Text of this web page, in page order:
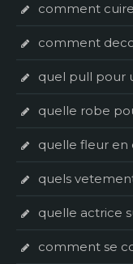
comment
comment
quel pull pour
quelle robe
quelle fleur en
quels
quelle actrice
comment se